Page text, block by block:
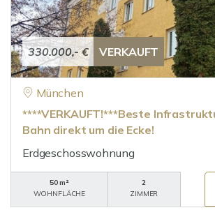
330.000,- € VERKAUFT
München
****VERKAUFT!***Beste
Bahn direkt um die Ecke!
Erdgeschosswohnung
50 m²
WOHNFLÄCHE
2
ZIMMER